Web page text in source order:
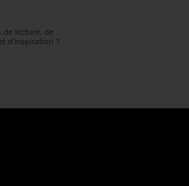
de lecture, de
d’inspiration ?